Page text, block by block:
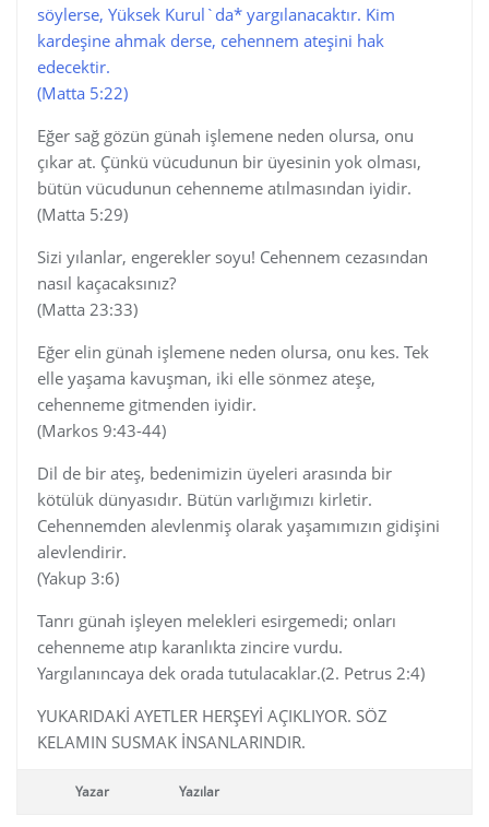
söylerse, Yüksek Kurul`da* yargılanacaktır. Kim
kardeşine ahmak derse, cehennem ateşini hak
edecektir.
(Matta 5:22)
Eğer sağ gözün günah işlemene neden olursa, onu
çıkar at. Çünkü vücudunun bir üyesinin yok olması,
bütün vücudunun cehenneme atılmasından iyidir.
(Matta 5:29)
Sizi yılanlar, engerekler soyu! Cehennem cezasından
nasıl kaçacaksınız?
(Matta 23:33)
Eğer elin günah işlemene neden olursa, onu kes. Tek
elle yaşama kavuşman, iki elle sönmez ateşe,
cehenneme gitmenden iyidir.
(Markos 9:43-44)
Dil de bir ateş, bedenimizin üyeleri arasında bir
kötülük dünyasıdır. Bütün varlığımızı kirletir.
Cehennemden alevlenmiş olarak yaşamımızın gidişini
alevlendirir.
(Yakup 3:6)
Tanrı günah işleyen melekleri esirgemedi; onları
cehenneme atıp karanlıkta zincire vurdu.
Yargılanıncaya dek orada tutulacaklar.(2. Petrus 2:4)
YUKARIDAKİ AYETLER HERŞEYİ AÇIKLIYOR. SÖZ
KELAMIN SUSMAK İNSANLARINDIR.
Yazar Yazılar